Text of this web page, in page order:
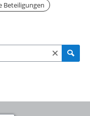
Beteiligungen